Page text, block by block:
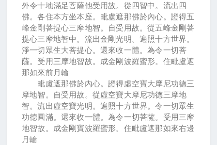
外令十地滿足菩薩他受用故。從四智中。流出四
佛。各住本方坐本座。毗盧遮那佛於內心。證得五
峰金剛菩提心三摩地智。自受用故。從五峰金剛菩
提心三摩地智中。流出金剛光明。遍照十方世界。
淨一切眾生大菩提心。還來收一體。為令一切菩
薩。受用三摩地智故。成金剛波羅蜜形。住毗盧遮
那如來前月輪
毗盧遮那佛於內心。證得虛空寶大摩尼功德三
摩地智。自受用故。從虛空寶大摩尼功德三摩地
智。流出虛空寶光明。遍照十方世界。令一切眾生
功德圓滿。還來收一體。為令一切菩薩。受用三摩
地智故。成金剛寶波羅蜜形。住毗盧遮那如來右邊
月輪